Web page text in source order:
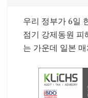
우리 정부가 6일
점기 강제동원 피
는 가운데 일본